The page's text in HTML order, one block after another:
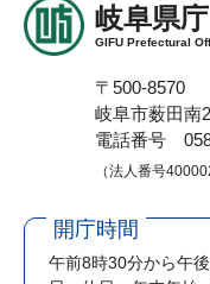
岐阜県庁
GIFU Prefectural
〒500-8570
岐阜市薮田南
電話番号
（法人番号
開庁時間
午前8時30分から午